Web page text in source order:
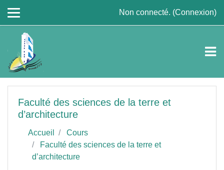
Non connecté. (Connexion)
Faculté des sciences de la terre et
d’architecture
Accueil
Cours
Faculté des sciences de la terre et
d’architecture